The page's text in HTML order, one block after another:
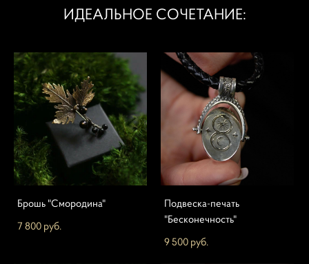
ИДЕАЛЬНОЕ СОЧЕТАНИЕ:
Брошь "Смородина"
7 800 pуб.
Подвеска-печать
"Бесконечность"
9 500 pуб.